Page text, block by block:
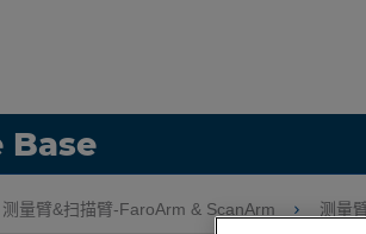
Base
测量臂&扫描臂-FaroArm & ScanArm 测量